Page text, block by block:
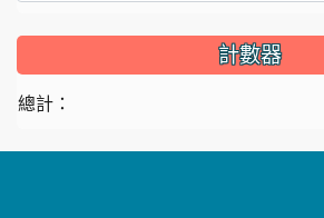
計數器
總計：